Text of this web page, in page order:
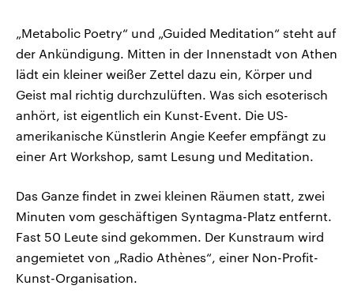
„Metabolic Poetry“ und „Guided Meditation“ steht auf
der Ankündigung. Mitten in der Innenstadt von Athen
lädt ein kleiner weißer Zettel dazu ein, Körper und
Geist mal richtig durchzulüften. Was sich esoterisch
anhört, ist eigentlich ein Kunst-Event. Die US-
amerikanische Künstlerin Angie Keefer empfängt zu
einer Art Workshop, samt Lesung und Meditation.
Das Ganze findet in zwei kleinen Räumen statt, zwei
Minuten vom geschäftigen Syntagma-Platz entfernt.
Fast 50 Leute sind gekommen. Der Kunstraum wird
angemietet von „Radio Athènes“, einer Non-Profit-
Kunst-Organisation.